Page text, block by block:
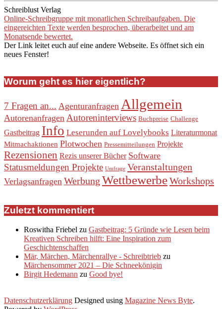
Schreiblust Verlag
Online-Schreibgruppe mit monatlichen Schreibaufgaben. Die
eingereichten Texte werden besprochen, überarbeitet und am
Monatsende bewertet.
Der Link leitet euch auf eine andere Webseite. Es öffnet sich ein
neues Fenster!
Worum geht es hier eigentlich?
7 Fragen an... Agenturanfragen Allgemein
Autorenanfragen Autoreninterviews Buchpreise Challenge
Gastbeitrag Info Leserunden auf Lovelybooks Literaturmonat
Mitmachaktionen Plotwochen Pressemitteilungen Projekte
Rezensionen Rezis unserer Bücher Software
Statusmeldungen Projekte Umfrage Veranstaltungen
Verlagsanfragen Werbung WettbewerbeWorkshops
Zuletzt kommentiert
Roswitha Friebel zu Gastbeitrag: 5 Gründe wie Lesen beim
Kreativen Schreiben hilft: Eine Inspiration zum
Geschichtenschaffen
Mär, Märchen, Märchenrallye - Schreibtrieb zu
Märchensommer 2021 – Die Schneekönigin
Birgit Hedemann zu Good bye!
Datenschutzerklärung Designed using Magazine News Byte.